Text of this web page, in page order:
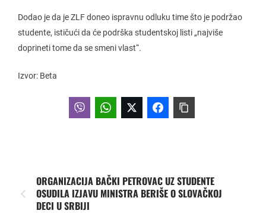
Dodao je da je ZLF doneo ispravnu odluku time što je podržao
studente, ističući da će podrška studentskoj listi „najviše
doprineti tome da se smeni vlast“.
Izvor: Beta
ORGANIZACIJA BAČKI PETROVAC UZ STUDENTE
OSUDILA IZJAVU MINISTRA BERIŠE O SLOVAČKOJ
DECI U SRBIJI